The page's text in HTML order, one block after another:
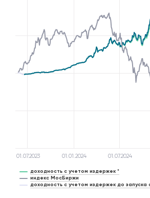
01.07.2023 01.01.2024 01.07.2024
доходность с учетом издержек *
индекс МосБиржи
доходность с учетом издержек до запуска